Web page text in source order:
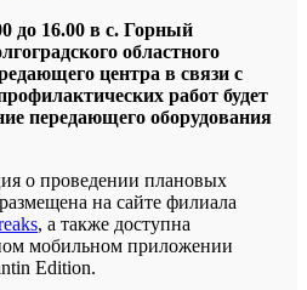
до 16.00 в с. Горный
областного
центра в связи с
работ будет
передающего оборудования
о проведении плановых
на сайте филиала
, а также доступна
мобильном приложении
Edition.